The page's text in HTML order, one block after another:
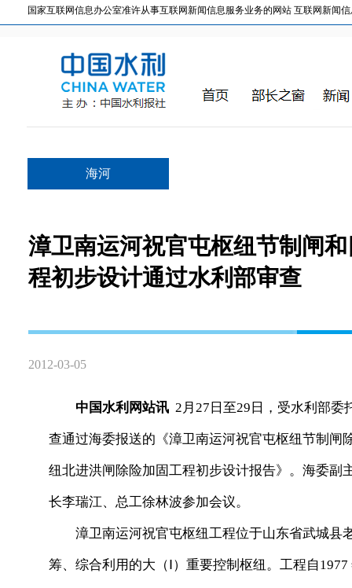
国家互联网信息办公室准许从事互联网新闻信息服务业务的网站 互联网新闻信
海河
漳卫南运河祝官屯枢纽节制闸
程初步设计通过水利部审查
2012-03-05
中国水利网站讯 2月27日至29日，受水利部委
查通过海委报送的《漳卫南运河祝官屯枢纽节制
纽北进洪闸除险加固工程初步设计报告》。海委
长李瑞江、总工徐林波参加会议。
漳卫南运河祝官屯枢纽工程位于山东省武城县
筹、综合利用的大（Ⅰ）重要控制枢纽。工程自